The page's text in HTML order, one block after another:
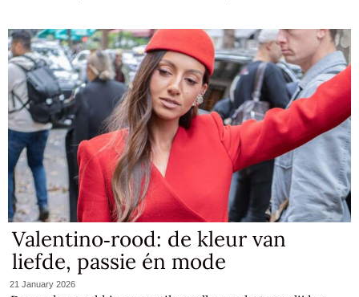
Valentino‑rood: de kleur van
liefde, passie én mode
21 January 2026